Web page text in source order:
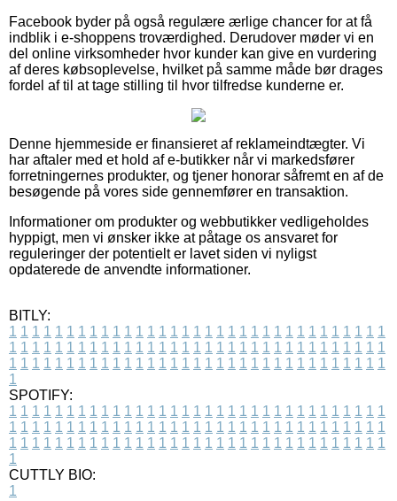
Facebook byder på også regulære ærlige chancer for at få
indblik i e-shoppens troværdighed. Derudover møder vi en
del online virksomheder hvor kunder kan give en vurdering
af deres købsoplevelse, hvilket på samme måde bør drages
fordel af til at tage stilling til hvor tilfredse kunderne er.
Denne hjemmeside er finansieret af reklameindtægter. Vi
har aftaler med et hold af e-butikker når vi markedsfører
forretningernes produkter, og tjener honorar såfremt en af de
besøgende på vores side gennemfører en transaktion.
Informationer om produkter og webbutikker vedligeholdes
hyppigt, men vi ønsker ikke at påtage os ansvaret for
reguleringer der potentielt er lavet siden vi nyligst
opdaterede de anvendte informationer.
BITLY:
1 1 1 1 1 1 1 1 1 1 1 1 1 1 1 1 1 1 1 1 1 1 1 1 1 1 1 1 1 1 1 1 1
1 1 1 1 1 1 1 1 1 1 1 1 1 1 1 1 1 1 1 1 1 1 1 1 1 1 1 1 1 1 1 1 1
1 1 1 1 1 1 1 1 1 1 1 1 1 1 1 1 1 1 1 1 1 1 1 1 1 1 1 1 1 1 1 1 1
1
SPOTIFY:
1 1 1 1 1 1 1 1 1 1 1 1 1 1 1 1 1 1 1 1 1 1 1 1 1 1 1 1 1 1 1 1 1
1 1 1 1 1 1 1 1 1 1 1 1 1 1 1 1 1 1 1 1 1 1 1 1 1 1 1 1 1 1 1 1 1
1 1 1 1 1 1 1 1 1 1 1 1 1 1 1 1 1 1 1 1 1 1 1 1 1 1 1 1 1 1 1 1 1
1
CUTTLY BIO:
1